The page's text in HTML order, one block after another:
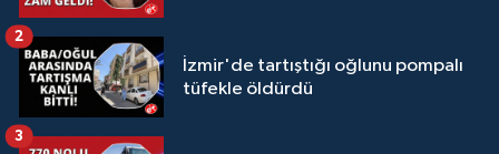
İzmir'de tartıştığı oğlunu pompalı
tüfekle öldürdü
2
3